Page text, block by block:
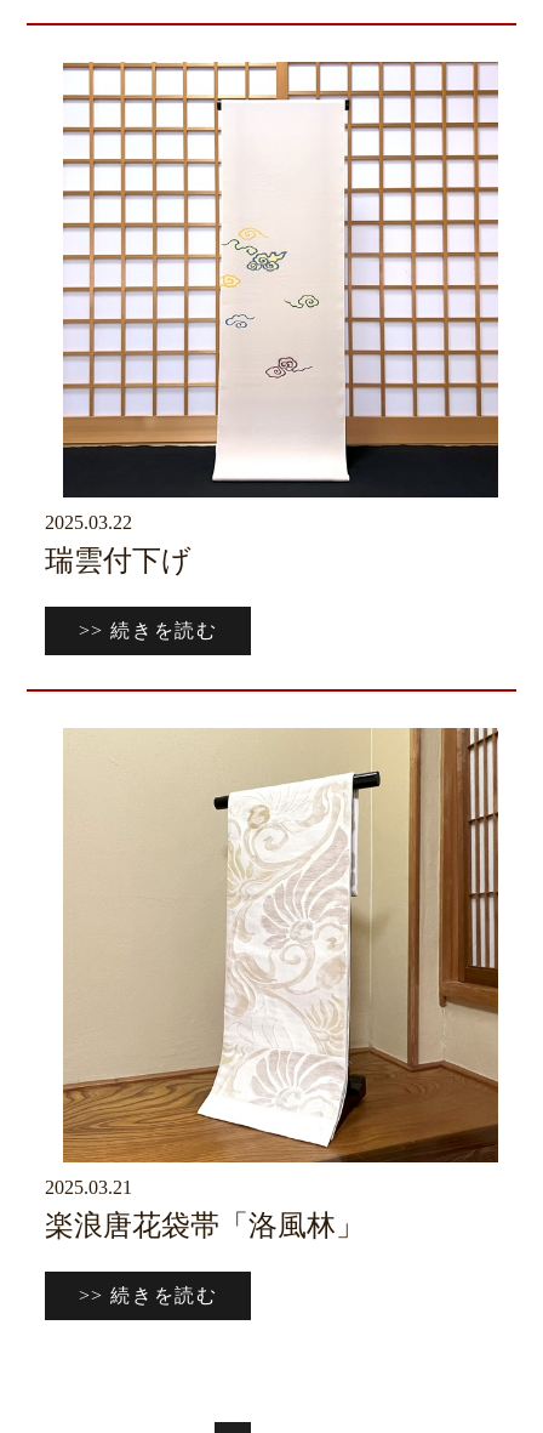
2025.03.22
瑞雲付下げ
>> 続きを読む
2025.03.21
楽浪唐花袋帯「洛風林」
>> 続きを読む